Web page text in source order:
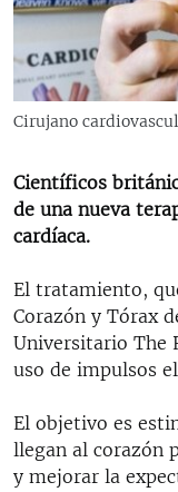
RADIO MARTÍ
ESPECIALES
ESPECIALES
SER VIEJO EN
KENTU-CUBANO
LA INVASIÓN DE
MULTIMEDIA
SÍGUENOS
Cirujano
Científicos
de una nueva
cardíaca.
El tratamiento,
Corazón y Tórax
Universitario The
uso de impulsos
El objetivo es
llegan al corazón
y mejorar la